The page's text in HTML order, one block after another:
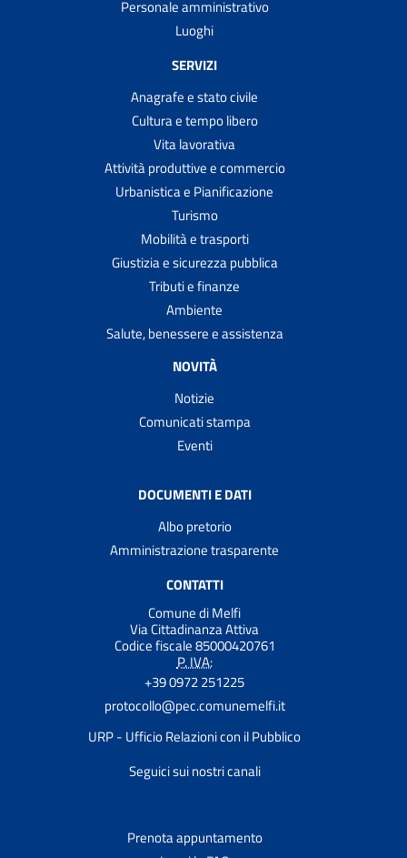
Personale amministrativo
Luoghi
SERVIZI
Anagrafe e stato civile
Cultura e tempo libero
Vita lavorativa
Attività produttive e commercio
Urbanistica e Pianificazione
Turismo
Mobilità e trasporti
Giustizia e sicurezza pubblica
Tributi e finanze
Ambiente
Salute, benessere e assistenza
NOVITÀ
Notizie
Comunicati stampa
Eventi
DOCUMENTI E DATI
Albo pretorio
Amministrazione trasparente
CONTATTI
Comune di Melfi
Via Cittadinanza Attiva
Codice fiscale 85000420761
P. IVA:
+39 0972 251225
protocollo@pec.comunemelfi.it
URP - Ufficio Relazioni con il Pubblico
Seguici sui nostri canali
Prenota appuntamento